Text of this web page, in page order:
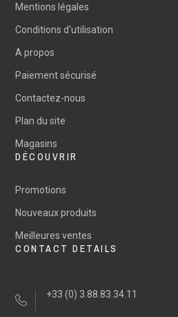
Mentions légales
Conditions d'utilisation
A propos
Paiement sécurisé
Contactez-nous
Plan du site
Magasins
DÉCOUVRIR
Promotions
Nouveaux produits
Meilleures ventes
CONTACT DETAILS
+33 (0) 3.88.83.34.11